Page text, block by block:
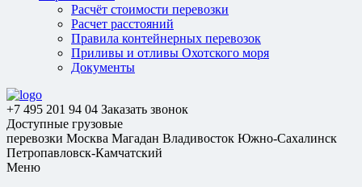
Расчёт стоимости перевозки
Расчет расстояний
Правила контейнерных перевозок
Приливы и отливы Охотского моря
Документы
+7 495 201 94 04 Заказать звонок
Доступные грузовые
перевозки Москва Магадан Владивосток Южно-Сахалинск
Петропавловск-Камчатский
Меню